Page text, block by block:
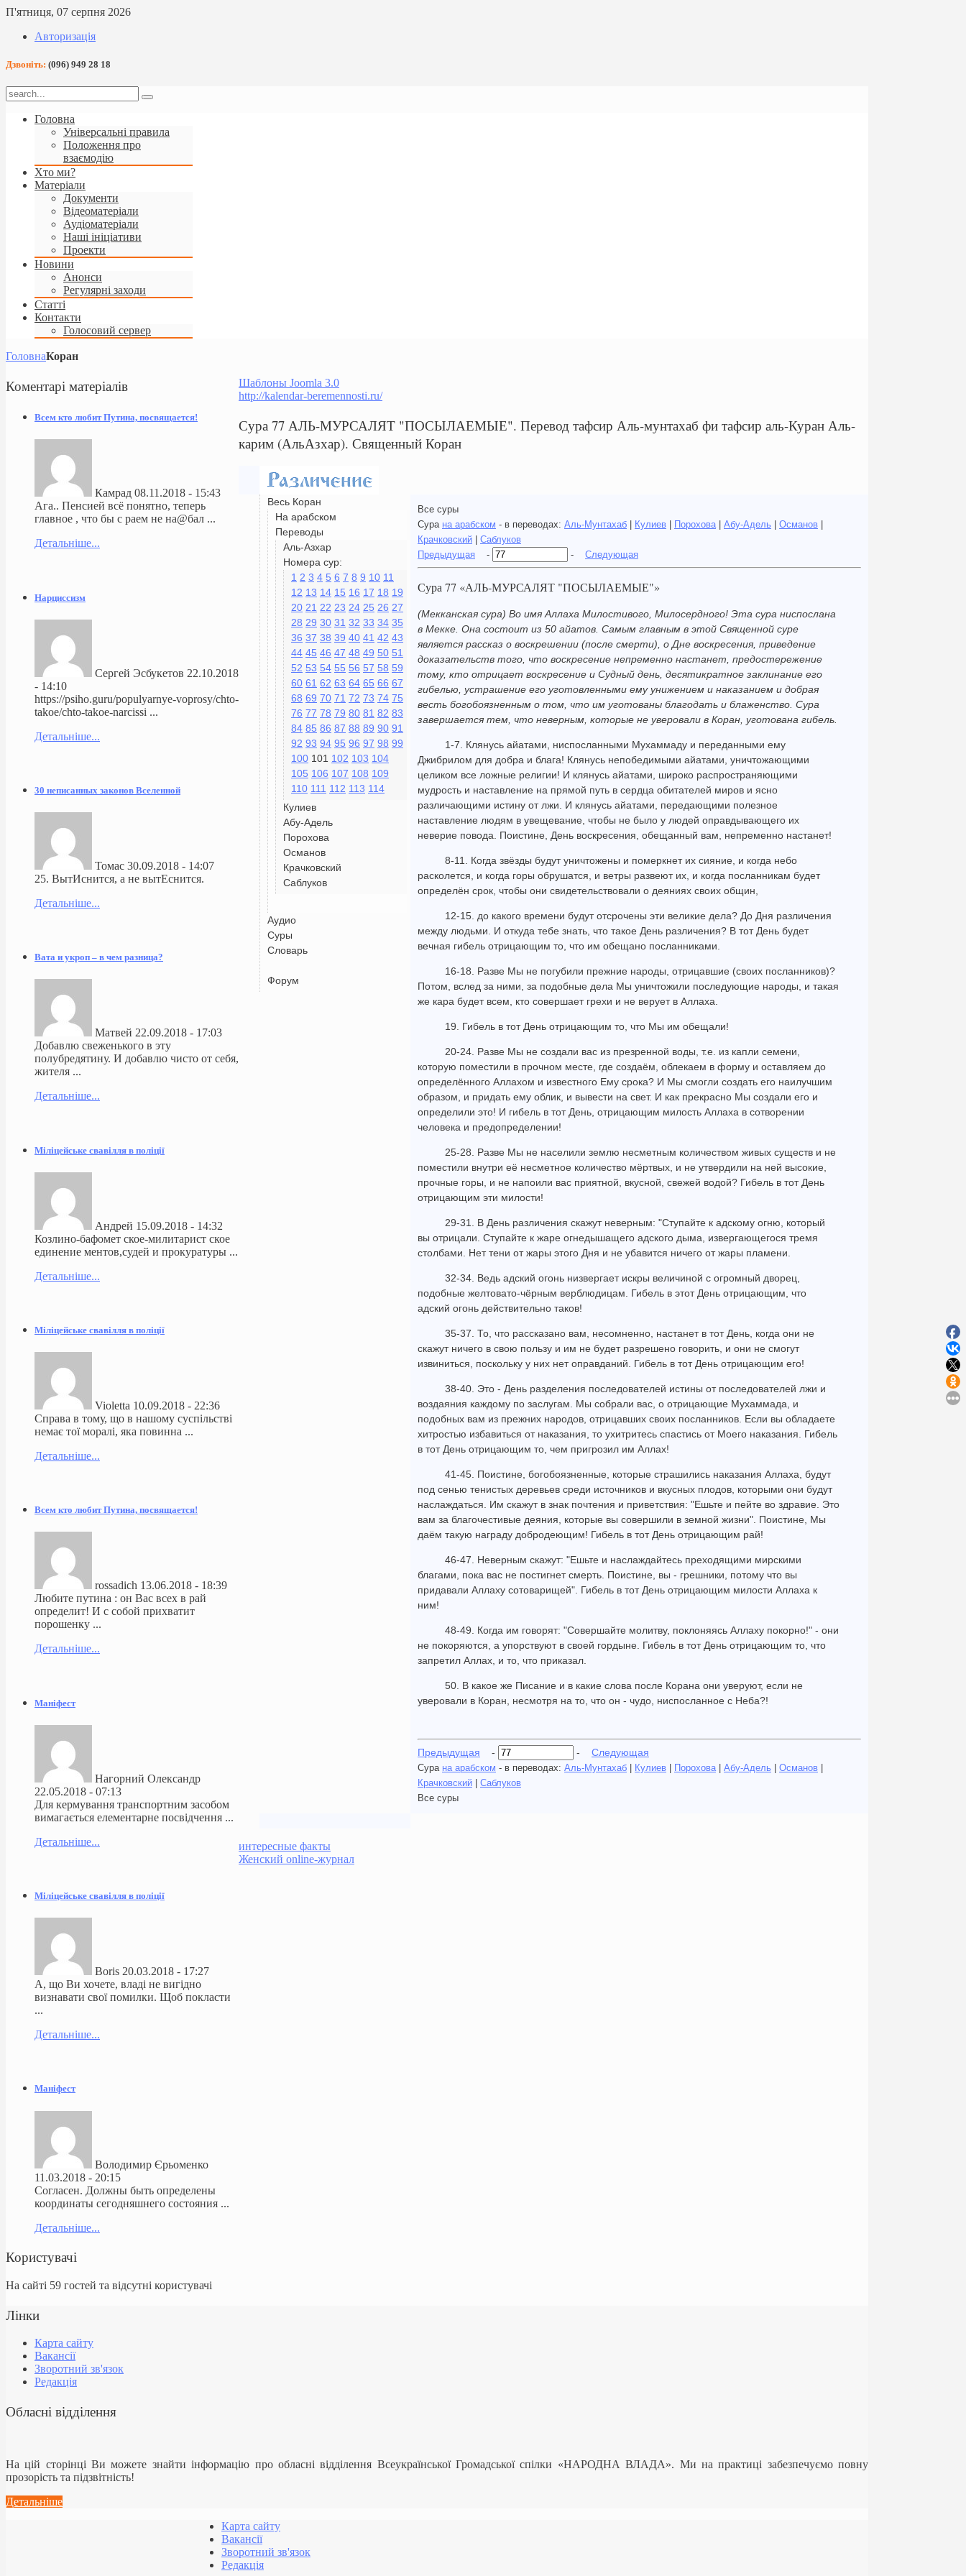
П'ятниця, 07 серпня 2026
Авторизація
Дзвоніть: (096) 949 28 18
Головна
Універсальні правила
Положення про
взаємодію
Хто ми?
Матеріали
Документи
Відеоматеріали
Аудіоматеріали
Наші ініціативи
Проекти
Новини
Анонси
Регулярні заходи
Статті
Контакти
Голосовий сервер
ГоловнаКоран
Шаблоны Joomla 3.0
http://kalendar-beremennosti.ru/
Сура 77 АЛЬ-МУРСАЛЯТ "ПОСЫЛАЕМЫЕ". Перевод тафсир Аль-мунтахаб фи тафсир аль-Куран Аль-
карим (АльАзхар). Священный Коран
Весь Коран
На арабском
Переводы
Аль-Азхар
Номера сур:
1 2 3 4 5 6 7 8 9 10 11
12 13 14 15 16 17 18 19
20 21 22 23 24 25 26 27
28 29 30 31 32 33 34 35
36 37 38 39 40 41 42 43
44 45 46 47 48 49 50 51
52 53 54 55 56 57 58 59
60 61 62 63 64 65 66 67
68 69 70 71 72 73 74 75
76 77 78 79 80 81 82 83
84 85 86 87 88 89 90 91
92 93 94 95 96 97 98 99
100 101 102 103 104
105 106 107 108 109
110 111 112 113 114
Кулиев
Абу-Адель
Порохова
Османов
Крачковский
Саблуков
Аудио
Суры
Словарь
Форум
Все суры
Сура на арабском - в переводах: Аль-Мунтахаб | Кулиев | Порохова | Абу-Адель | Османов |
Крачковский | Саблуков
Предыдущая - - Следующая
Сура 77 «АЛЬ-МУРСАЛЯТ "ПОСЫЛАЕМЫЕ"»
(Мекканская сура) Во имя Аллаха Милостивого, Милосердного! Эта сура ниспослана
в Мекке. Она состоит из 50 айатов. Самым главным в этой Священной суре
является рассказ о воскрешении (после смерти), о Дне воскресения, приведение
доказательств того, что воскресение непременно настанет, предостережение
тому, кто отрицает воскресение и Судный день, десятикратное заклинание его
гибелью, устрашение его уготовленными ему унижением и наказанием и добрая
весть богобоязненным о том, что им уготованы благодать и блаженство. Сура
завершается тем, что неверным, которые не уверовали в Коран, уготована гибель.
1-7. Клянусь айатами, ниспосланными Мухаммаду и переданными ему
Джибрилом для добра и блага! Клянусь непобедимыми айатами, уничтожающими
целиком все ложные религии! И клянусь айатами, широко распространяющими
мудрость и наставление на прямой путь в сердца обитателей миров и ясно
различающими истину от лжи. И клянусь айатами, передающими полезное
наставление людям в увещевание, чтобы не было у людей оправдывающего их
неверие повода. Поистине, День воскресения, обещанный вам, непременно настанет!
8-11. Когда звёзды будут уничтожены и померкнет их сияние, и когда небо
расколется, и когда горы обрушатся, и ветры развеют их, и когда посланникам будет
определён срок, чтобы они свидетельствовали о деяниях своих общин,
12-15. до какого времени будут отсрочены эти великие дела? До Дня различения
между людьми. И откуда тебе знать, что такое День различения? В тот День будет
вечная гибель отрицающим то, что им обещано посланниками.
16-18. Разве Мы не погубили прежние народы, отрицавшие (своих посланников)?
Потом, вслед за ними, за подобные дела Мы уничтожили последующие народы, и такая
же кара будет всем, кто совершает грехи и не верует в Аллаха.
19. Гибель в тот День отрицающим то, что Мы им обещали!
20-24. Разве Мы не создали вас из презренной воды, т.е. из капли семени,
которую поместили в прочном месте, где создаём, облекаем в форму и оставляем до
определённого Аллахом и известного Ему срока? И Мы смогли создать его наилучшим
образом, и придать ему облик, и вывести на свет. И как прекрасно Мы создали его и
определили это! И гибель в тот День, отрицающим милость Аллаха в сотворении
человека и предопределении!
25-28. Разве Мы не населили землю несметным количеством живых существ и не
поместили внутри её несметное количество мёртвых, и не утвердили на ней высокие,
прочные горы, и не напоили вас приятной, вкусной, свежей водой? Гибель в тот День
отрицающим эти милости!
29-31. В День различения скажут неверным: "Ступайте к адскому огню, который
вы отрицали. Ступайте к жаре огнедышащего адского дыма, извергающегося тремя
столбами. Нет тени от жары этого Дня и не убавится ничего от жары пламени.
32-34. Ведь адский огонь низвергает искры величиной с огромный дворец,
подобные желтовато-чёрным верблюдицам. Гибель в этот День отрицающим, что
адский огонь действительно таков!
35-37. То, что рассказано вам, несомненно, настанет в тот День, когда они не
скажут ничего в свою пользу и им не будет разрешено говорить, и они не смогут
извиниться, поскольку у них нет оправданий. Гибель в тот День отрицающим его!
38-40. Это - День разделения последователей истины от последователей лжи и
воздаяния каждому по заслугам. Мы собрали вас, о отрицающие Мухаммада, и
подобных вам из прежних народов, отрицавших своих посланников. Если вы обладаете
хитростью избавиться от наказания, то ухитритесь спастись от Моего наказания. Гибель
в тот День отрицающим то, чем пригрозил им Аллах!
41-45. Поистине, богобоязненные, которые страшились наказания Аллаха, будут
под сенью тенистых деревьев среди источников и вкусных плодов, которыми они будут
наслаждаться. Им скажут в знак почтения и приветствия: "Ешьте и пейте во здравие. Это
вам за благочестивые деяния, которые вы совершили в земной жизни". Поистине, Мы
даём такую награду добродеющим! Гибель в тот День отрицающим рай!
46-47. Неверным скажут: "Ешьте и наслаждайтесь преходящими мирскими
благами, пока вас не постигнет смерть. Поистине, вы - грешники, потому что вы
придавали Аллаху сотоварищей". Гибель в тот День отрицающим милости Аллаха к
ним!
48-49. Когда им говорят: "Совершайте молитву, поклоняясь Аллаху покорно!" - они
не покоряются, а упорствуют в своей гордыне. Гибель в тот День отрицающим то, что
запретил Аллах, и то, что приказал.
50. В какое же Писание и в какие слова после Корана они уверуют, если не
уверовали в Коран, несмотря на то, что он - чудо, ниспосланное с Неба?!
Предыдущая - - Следующая
Сура на арабском - в переводах: Аль-Мунтахаб Кулиев Порохова| Абу-Адель Османов
Крачковский
Саблуков
Все суры
интересные факты
Женский online-журнал
Коментарі матеріалів
Всем кто любит Путина, посвящается!
Камрад 08.11.2018 - 15:43
Ага.. Пенсией всё понятно, теперь
главное , что бы с раем не на@бал ...
Детальніше...
Нарциссизм
Сергей Эсбукетов 22.10.2018
- 14:10
https://psiho.guru/populyarnye-voprosy/chto-
takoe/chto-takoe-narcissi ...
Детальніше...
30 неписанных законов Вселенной
Томас 30.09.2018 - 14:07
25. ВытИснится, а не вытЕснится.
Детальніше...
Вата и укроп – в чем разница?
Матвей 22.09.2018 - 17:03
Добавлю свеженького в эту
полубредятину. И добавлю чисто от себя,
жителя ...
Детальніше...
Міліцейське свавілля в поліції
Андрей 15.09.2018 - 14:32
Козлино-бафомет ское-милитарист ское
единение ментов,судей и прокуратуры ...
Детальніше...
Міліцейське свавілля в поліції
Violetta 10.09.2018 - 22:36
Справа в тому, що в нашому суспільстві
немає тої моралі, яка повинна ...
Детальніше...
Всем кто любит Путина, посвящается!
rossadich 13.06.2018 - 18:39
Любите путина : он Вас всех в рай
определит! И с собой прихватит
порошенку ...
Детальніше...
Маніфест
Нагорний Олександр
22.05.2018 - 07:13
Для кермування транспортним засобом
вимагається елементарне посвідчення ...
Детальніше...
Міліцейське свавілля в поліції
Boris 20.03.2018 - 17:27
А, що Ви хочете, владі не вигідно
визнавати свої помилки. Щоб покласти
...
Детальніше...
Маніфест
Володимир Єрьоменко
11.03.2018 - 20:15
Согласен. Должны быть определены
координаты сегодняшнего состояния ...
Детальніше...
Користувачі
На сайті 59 гостей та відсутні користувачі
Лінки
Карта сайту
Вакансії
Зворотний зв'язок
Редакція
Обласні відділення
На цій сторінці Ви можете знайти інформацію про обласні відділення Всеукраїнської Громадської спілки «НАРОДНА ВЛАДА». Ми на практиці забезпечуємо повну
прозорість та підзвітність!
Детальніше
Карта сайту
Вакансії
Зворотний зв'язок
Редакція